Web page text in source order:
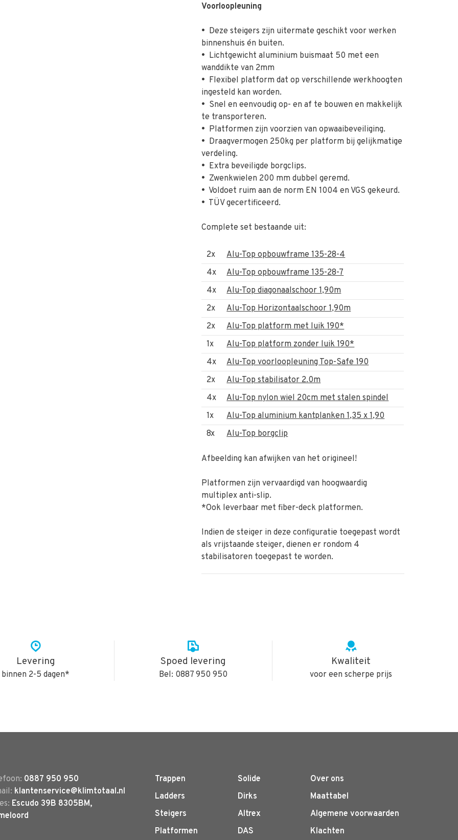
Voorloopleuning
• Deze steigers zijn uitermate geschikt voor werken
binnenshuis én buiten.
• Lichtgewicht aluminium buismaat 50 met een
wanddikte van 2mm
• Flexibel platform dat op verschillende werkhoogten
ingesteld kan worden.
• Snel en eenvoudig op- en af te bouwen en makkelijk
te transporteren.
• Platformen zijn voorzien van opwaaibeveiliging.
• Draagvermogen 250kg per platform bij gelijkmatige
verdeling.
• Extra beveiligde borgclips.
• Zwenkwielen 200 mm dubbel geremd.
• Voldoet ruim aan de norm EN 1004 en VGS gekeurd.
• TÜV gecertificeerd.
Complete set bestaande uit:
2x
Alu-Top opbouwframe 135-28-4
4x
Alu-Top opbouwframe 135-28-7
4x
Alu-Top diagonaalschoor 1,90m
2x
Alu-Top Horizontaalschoor 1,90m
2x
Alu-Top platform met luik 190*
1x
Alu-Top platform zonder luik 190*
4x
Alu-Top voorloopleuning Top-Safe 190
2x
Alu-Top stabilisator 2.0m
4x
Alu-Top nylon wiel 20cm met stalen spindel
1x
Alu-Top aluminium kantplanken 1,35 x 1,90
8x
Alu-Top borgclip
Afbeelding kan afwijken van het origineel!
Platformen zijn vervaardigd van hoogwaardig
multiplex anti-slip.
*Ook leverbaar met fiber-deck platformen.
Indien de steiger in deze configuratie toegepast wordt
als vrijstaande steiger, dienen er rondom 4
stabilisatoren toegepast te worden.
Levering
binnen 2-5 dagen*
Spoed levering
Bel: 0887 950 950
Kwaliteit
voor een scherpe prijs
0887 950 950
klantenservice@klimtotaal.nl
Escudo 39B 8305BM,
Trappen
Ladders
Steigers
Platformen
Solide
Dirks
Altrex
DAS
Over ons
Maattabel
Algemene voorwaarden
Klachten